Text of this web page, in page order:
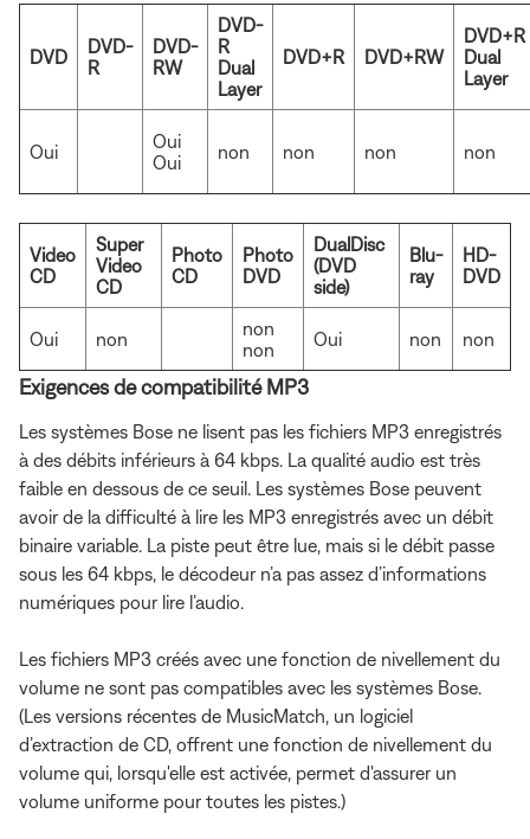
DVD
DVD-
R
DVD-
RW
DVD-
R
Dual
Layer
DVD+R DVD+RW
DVD+R
Dual
Layer
Oui
Oui
Oui
non non non non
Video
CD
Super
Video
CD
Photo
CD
Photo
DVD
DualDisc
(DVD
side)
Blu-
ray
HD-
DVD
Oui non
non
non
Oui non non
Exigences de compatibilité MP3
Les systèmes Bose ne lisent pas les fichiers MP3 enregistrés
à des débits inférieurs à 64 kbps. La qualité audio est très
faible en dessous de ce seuil. Les systèmes Bose peuvent
avoir de la difficulté à lire les MP3 enregistrés avec un débit
binaire variable. La piste peut être lue, mais si le débit passe
sous les 64 kbps, le décodeur n’a pas assez d’informations
numériques pour lire l’audio.
Les fichiers MP3 créés avec une fonction de nivellement du
volume ne sont pas compatibles avec les systèmes Bose.
(Les versions récentes de MusicMatch, un logiciel
d’extraction de CD, offrent une fonction de nivellement du
volume qui, lorsqu'elle est activée, permet d'assurer un
volume uniforme pour toutes les pistes.)